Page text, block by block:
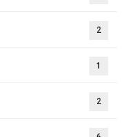
2
1
2